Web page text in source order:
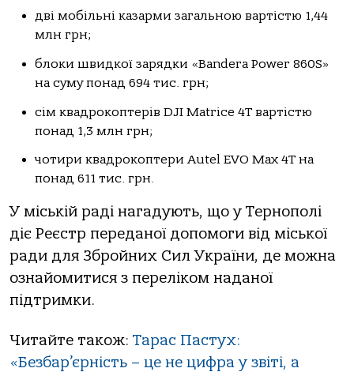
дві мобільні казарми загальною вартістю 1,44
млн грн;
блоки швидкої зарядки «Bandera Power 860S»
на суму понад 694 тис. грн;
сім квадрокоптерів DJI Matrice 4T вартістю
понад 1,3 млн грн;
чотири квадрокоптери Autel EVO Max 4T на
понад 611 тис. грн.
У міській раді нагадують, що у Тернополі
діє Реєстр переданої допомоги від міської
ради для Збройних Сил України, де можна
ознайомитися з переліком наданої
підтримки.
Читайте також: Тарас Пастух:
«Безбар’єрність – це не цифра у звіті, а